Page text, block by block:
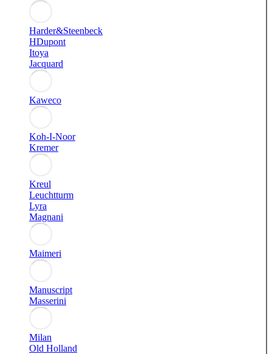
Harder&Steenbeck
HDupont
Itoya
Jacquard
Kaweco
Koh-I-Noor
Kremer
Kreul
Leuchtturm
Lyra
Magnani
Maimeri
Manuscript
Masserini
Milan
Old Holland